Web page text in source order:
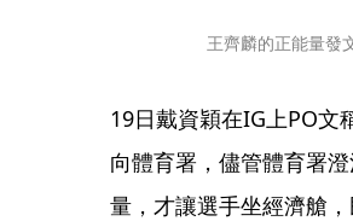
王齊麟的正能量發
19日戴資穎在IG上PO文
向體育署，儘管體育署
量，才讓選手坐經濟艙